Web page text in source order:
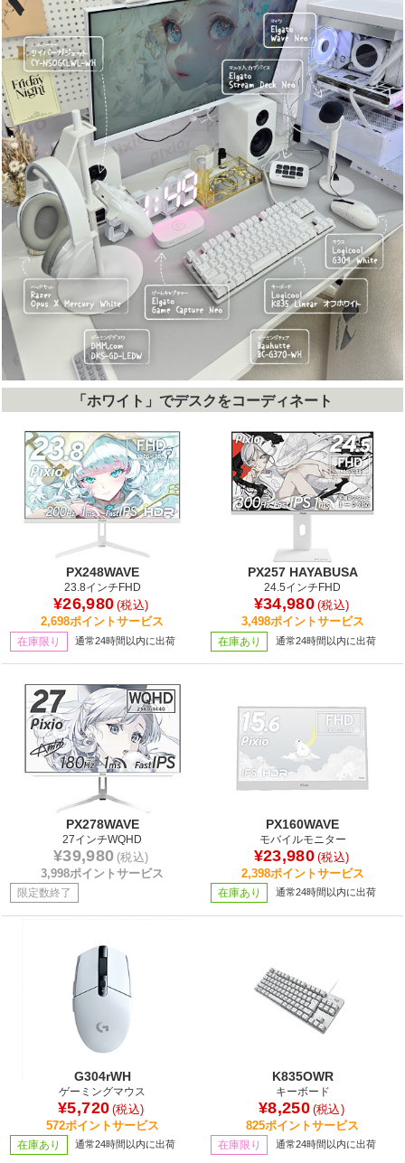
「ホワイト」でデスクをコーディネート
PX248WAVE
23.8インチFHD
¥26,980 (税込)
2,698ポイントサービス
在庫限り 通常24時間以内に出荷
PX257 HAYABUSA
24.5インチFHD
¥34,980 (税込)
3,498ポイントサービス
在庫あり 通常24時間以内に出荷
PX278WAVE
27インチWQHD
¥39,980 (税込)
3,998ポイントサービス
限定数終了
PX160WAVE
モバイルモニター
¥23,980 (税込)
2,398ポイントサービス
在庫あり 通常24時間以内に出荷
G304rWH
ゲーミングマウス
¥5,720 (税込)
572ポイントサービス
在庫あり 通常24時間以内に出荷
K835OWR
キーボード
¥8,250 (税込)
825ポイントサービス
在庫限り 通常24時間以内に出荷